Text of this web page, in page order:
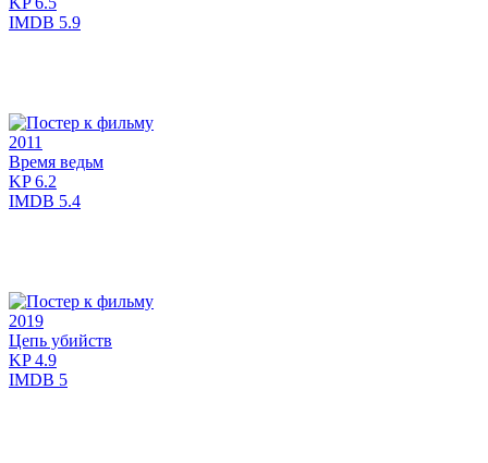
IMDB 5.9
2011
Время ведьм
KP6.2
IMDB 5.4
2019
Цепь убийств
KP4.9
IMDB 5